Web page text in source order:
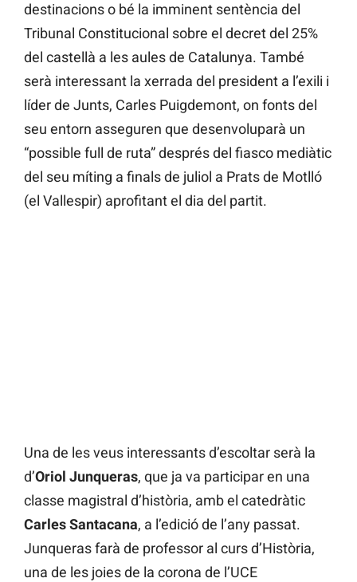
destinacions o bé la imminent sentència del
Tribunal Constitucional sobre el decret del 25%
del castellà a les aules de Catalunya. També
serà interessant la xerrada del president a l’exili i
líder de Junts, Carles Puigdemont, on fonts del
seu entorn asseguren que desenvoluparà un
“possible full de ruta” després del fiasco mediàtic
del seu míting a finals de juliol a Prats de Motlló
(el Vallespir) aprofitant el dia del partit.
Una de les veus interessants d’escoltar serà la
d’Oriol Junqueras, que ja va participar en una
classe magistral d’història, amb el catedràtic
Carles Santacana, a l’edició de l’any passat.
Junqueras farà de professor al curs d’Història,
una de les joies de la corona de l’UCE